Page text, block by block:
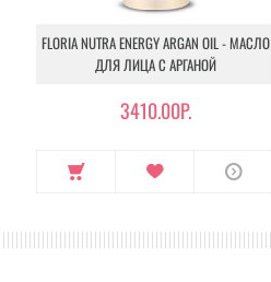
FLORIA NUTRA ENERGY ARGAN OIL - МАСЛО
ДЛЯ ЛИЦА С АРГАНОЙ
3410.00Р.